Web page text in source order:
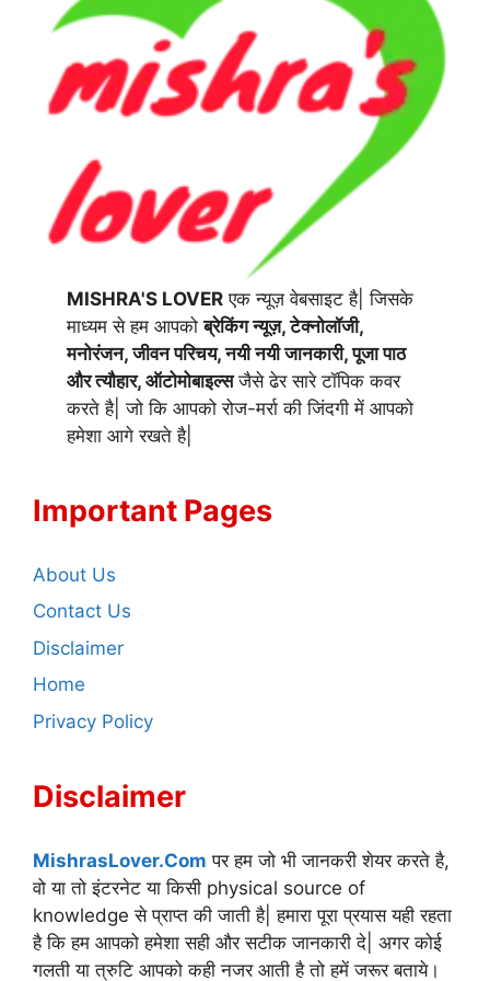
MISHRA'S LOVER एक न्यूज़ वेबसाइट है| जिसके
माध्यम से हम आपकोब्रेकिंग न्यूज़, टेक्नोलॉजी,
मनोरंजन, जीवन परिचय, नयी नयी जानकारी, पूजा पाठ
और त्यौहार, ऑटोमोबाइल्सजैसे ढेर सारे टॉपिक कवर
करते है| जो कि आपको रोज-मर्रा की जिंदगी में आपको
हमेशा आगे रखते है|
Important Pages
About Us
Contact Us
Disclaimer
Home
Privacy Policy
Disclaimer
MishrasLover.Com पर हम जो भी जानकरी शेयर करते है,
वो या तो इंटरनेट या किसी physical source of
knowledge से प्राप्त की जाती है| हमारा पूरा प्रयास यही रहता
है कि हम आपको हमेशा सही और सटीक जानकारी दे| अगर कोई
गलती या त्रुटि आपको कही नजर आती है तो हमें जरूर बताये।